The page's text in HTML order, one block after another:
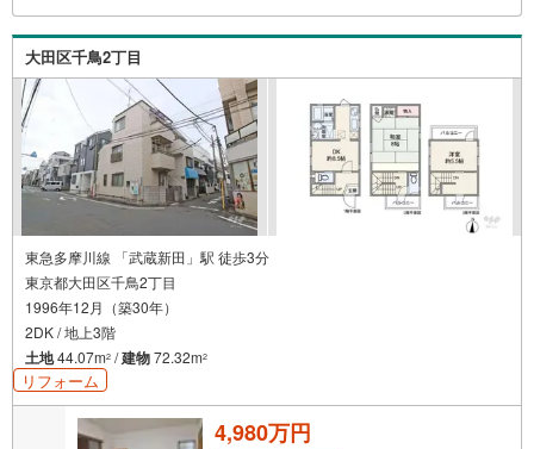
内・現地を見学する】ボタンよりご予約いただくとご見学
がスムーズにご案内できます。
大田区千鳥2丁目
東急多摩川線 「武蔵新田」駅 徒歩3分
東京都大田区千鳥2丁目
1996年12月（築30年）
2DK / 地上3階
土地44.07m2 /建物72.32m2
リフォーム
4,980万円